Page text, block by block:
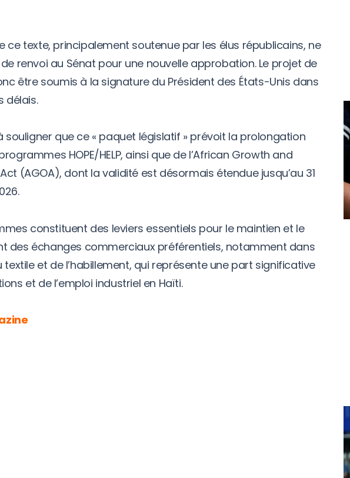
ce texte, principalement soutenue par les élus républicains, ne
renvoi au Sénat pour une nouvelle approbation. Le projet de
être soumis à la signature du Président des États-Unis dans
délais.
souligner que ce « paquet législatif » prévoit la prolongation
HOPE/HELP, ainsi que de l’African Growth and
(AGOA), dont la validité est désormais étendue jusqu’au 31
constituent des leviers essentiels pour le maintien et le
des échanges commerciaux préférentiels, notamment dans
textile et de l’habillement, qui représente une part significative
et de l’emploi industriel en Haïti.